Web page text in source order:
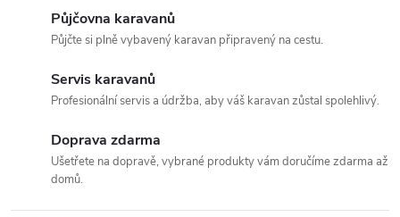
Půjčovna karavanů
Půjčte si plně vybavený karavan připravený na cestu.
Servis karavanů
Profesionální servis a údržba, aby váš karavan zůstal spolehlivý.
Doprava zdarma
Ušetřete na dopravě, vybrané produkty vám doručíme zdarma až
domů.